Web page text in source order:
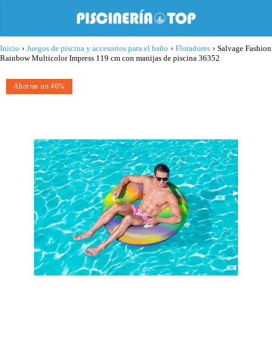
Inicio › Juegos de piscina y accesorios para el baño › Flotadores › Salvage Fashion
Rainbow Multicolor Impress 119 cm con manijas de piscina 36352
Ahorras un 46%